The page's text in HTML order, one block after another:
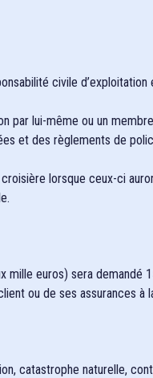
civile
par lui-même ou un
et des règlements de
lorsque ceux-ci
euros) sera demandé
ou de ses assurances à
catastrophe naturelle,